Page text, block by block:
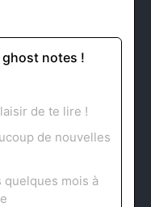
ghost notes !
de te lire !
de nouvelles
mois à